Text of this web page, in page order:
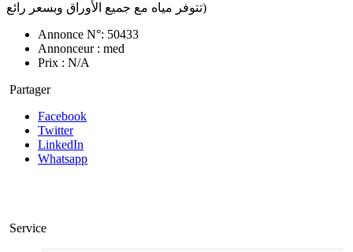
تتوفر مياه مع جميع الأوراق وبسعر رائع)
Annonce N°: 50433
Annonceur : med
Prix : N/A
Partager
Facebook
Twitter
LinkedIn
Whatsapp
Service